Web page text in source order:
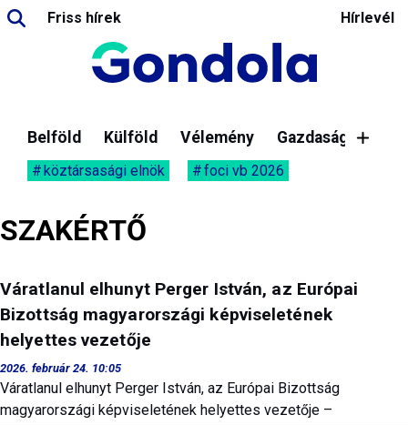
Friss hírek Hírlevél
Belföld Külföld Vélemény Gazdaság
köztársasági elnök foci vb 2026
SZAKÉRTŐ
Váratlanul elhunyt Perger István, az Európai
Bizottság magyarországi képviseletének
helyettes vezetője
2026. február 24. 10:05
Váratlanul elhunyt Perger István, az Európai Bizottság
magyarországi képviseletének helyettes vezetője –